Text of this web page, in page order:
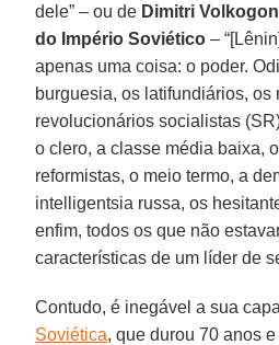
dele” – ou de Dimitri
do Império Soviético –
apenas uma coisa: o poder.
burguesia, os latifundiários, os
revolucionários socialistas
o clero, a classe média baixa,
reformistas, o meio termo, a
intelligentsia russa, os
enfim, todos os que não
características de um líder de
Contudo, é inegável a sua
Soviética, que durou 70 anos